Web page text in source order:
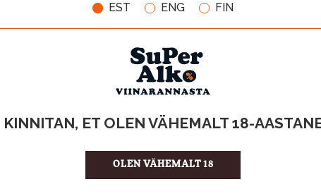
EST ENG FIN
KINNITAN, ET OLEN VÄHEMALT 18-
OLEN VÄHEMALT 18
TOOTE LIIK
PANT
KOOD
KOGUS KASTIS